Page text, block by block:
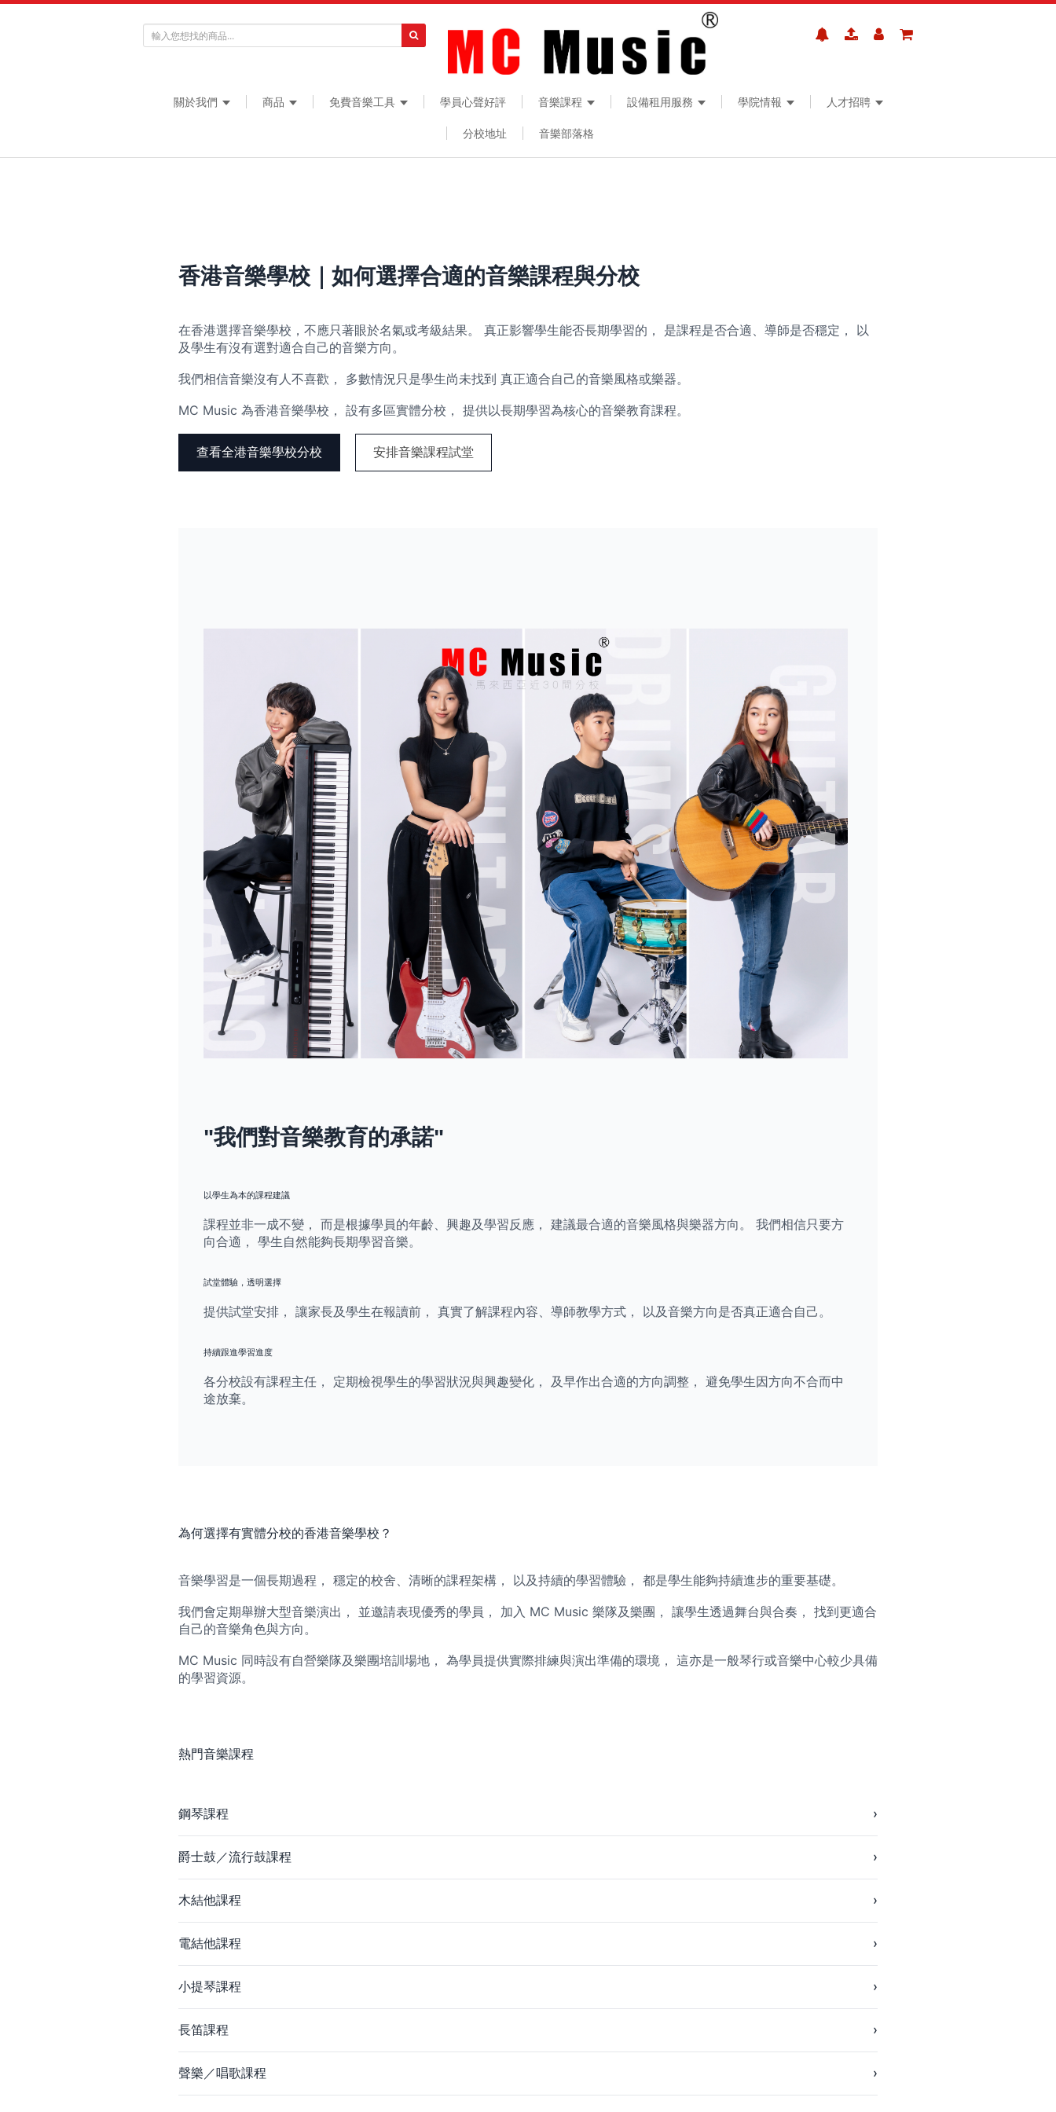
關於我們 商品 免費音樂工具 學員心聲好評 音樂課程 設備租用服務 學院情報 人才招聘
分校地址 音樂部落格
香港音樂學校｜如何選擇合適的音樂課程與分校
在香港選擇音樂學校，不應只著眼於名氣或考級結果。 真正影響學生能否長期學習的， 是課程是否合適、導師是否穩定， 以
及學生有沒有選對適合自己的音樂方向。
我們相信音樂沒有人不喜歡， 多數情況只是學生尚未找到 真正適合自己的音樂風格或樂器。
MC Music 為香港音樂學校， 設有多區實體分校， 提供以長期學習為核心的音樂教育課程。
查看全港音樂學校分校 安排音樂課程試堂
"我們對音樂教育的承諾"
以學生為本的課程建議
課程並非一成不變， 而是根據學員的年齡、興趣及學習反應， 建議最合適的音樂風格與樂器方向。 我們相信只要方
向合適， 學生自然能夠長期學習音樂。
試堂體驗，透明選擇
提供試堂安排， 讓家長及學生在報讀前， 真實了解課程內容、導師教學方式， 以及音樂方向是否真正適合自己。
持續跟進學習進度
各分校設有課程主任， 定期檢視學生的學習狀況與興趣變化， 及早作出合適的方向調整， 避免學生因方向不合而中
途放棄。
為何選擇有實體分校的香港音樂學校？
音樂學習是一個長期過程， 穩定的校舍、清晰的課程架構， 以及持續的學習體驗， 都是學生能夠持續進步的重要基礎。
我們會定期舉辦大型音樂演出， 並邀請表現優秀的學員， 加入 MC Music 樂隊及樂團， 讓學生透過舞台與合奏， 找到更適合
自己的音樂角色與方向。
MC Music 同時設有自營樂隊及樂團培訓場地， 為學員提供實際排練與演出準備的環境， 這亦是一般琴行或音樂中心較少具備
的學習資源。
熱門音樂課程
鋼琴課程
爵士鼓／流行鼓課程
木結他課程
電結他課程
小提琴課程
長笛課程
聲樂／唱歌課程